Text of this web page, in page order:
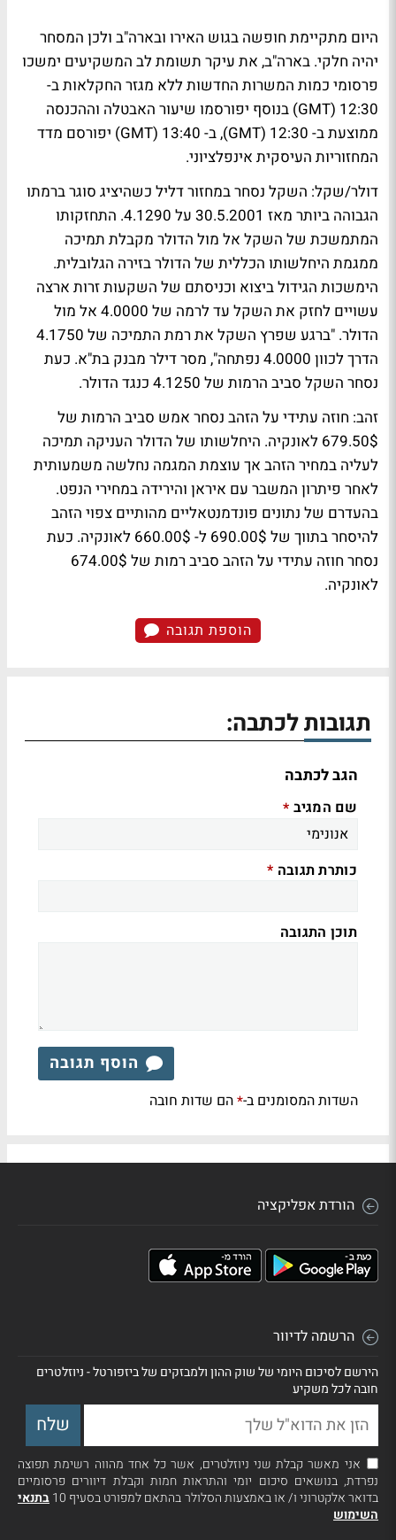
היום מתקיימת חופשה בגוש האירו ובארה"ב ולכן המסחר
יהיה חלקי. בארה"ב, את עיקר תשומת לב המשקיעים ימשכו
פרסומי כמות המשרות החדשות ללא מגזר החקלאות ב-
12:30 (GMT) בנוסף יפורסמו שיעור האבטלה וההכנסה
ממוצעת ב- 12:30 (GMT), ב- 13:40 (GMT) יפורסם מדד
המחזוריות העיסקית אינפלציוני.
דולר/שקל: השקל נסחר במחזור דליל כשהיציג סוגר ברמתו
הגבוהה ביותר מאז 30.5.2001 על 4.1290. התחזקותו
המתמשכת של השקל אל מול הדולר מקבלת תמיכה
ממגמת היחלשותו הכללית של הדולר בזירה הגלובלית.
הימשכות הגידול ביצוא וכניסתם של השקעות זרות ארצה
עשויים לחזק את השקל עד לרמה של 4.0000 אל מול
הדולר. "ברגע שפרץ השקל את רמת התמיכה של 4.1750
הדרך לכוון 4.0000 נפתחה", מסר דילר מבנק בת"א. כעת
נסחר השקל סביב הרמות של 4.1250 כנגד הדולר.
זהב: חוזה עתידי על הזהב נסחר אמש סביב הרמות של
679.50$ לאונקיה. היחלשותו של הדולר העניקה תמיכה
לעליה במחיר הזהב אך עוצמת המגמה נחלשה משמעותית
לאחר פיתרון המשבר עם איראן והירידה במחירי הנפט.
בהעדרם של נתונים פונדמנטאליים מהותיים צפוי הזהב
להיסחר בתווך של 690.00$ ל- 660.00$ לאונקיה. כעת
נסחר חוזה עתידי על הזהב סביב רמות של 674.00$
לאונקיה.
הוספת תגובה
תגובות לכתבה:
הגב לכתבה
שם המגיב *
כותרת תגובה *
תוכן התגובה
הוסף תגובה
השדות המסומנים ב-*הם שדות חובה
הורדת אפליקציה
הרשמה לדיוור
הירשם לסיכום היומי של שוק ההון ולמבזקים של ביזפורטל - ניוזלטרים
חובה לכל משקיע
אני מאשר קבלת שני ניוזלטרים, אשר כל אחד מהווה רשימת תפוצה
נפרדת, בנושאים סיכום יומי והתראות חמות וקבלת דיוורים פרסומיים
בדואר אלקטרוני ו/ או באמצעות הסלולר בהתאם למפורט בסעיף 10
בתנאי
השימוש